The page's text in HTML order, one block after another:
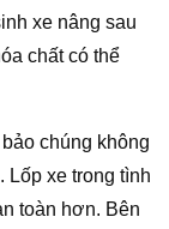
xe nâng sau
chất có thể
chúng không
Lốp xe trong tình
toàn hơn. Bên